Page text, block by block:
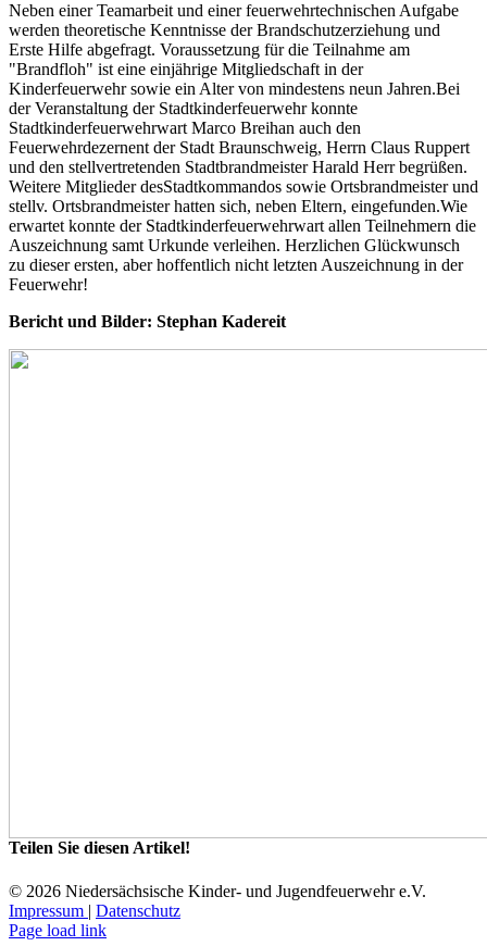
Neben einer Teamarbeit und einer feuerwehrtechnischen Aufgabe
werden theoretische Kenntnisse der Brandschutzerziehung und
Erste Hilfe abgefragt. Voraussetzung für die Teilnahme am
"Brandfloh" ist eine einjährige Mitgliedschaft in der
Kinderfeuerwehr sowie ein Alter von mindestens neun Jahren.Bei
der Veranstaltung der Stadtkinderfeuerwehr konnte
Stadtkinderfeuerwehrwart Marco Breihan auch den
Feuerwehrdezernent der Stadt Braunschweig, Herrn Claus Ruppert
und den stellvertretenden Stadtbrandmeister Harald Herr begrüßen.
Weitere Mitglieder desStadtkommandos sowie Ortsbrandmeister und
stellv. Ortsbrandmeister hatten sich, neben Eltern, eingefunden.Wie
erwartet konnte der Stadtkinderfeuerwehrwart allen Teilnehmern die
Auszeichnung samt Urkunde verleihen. Herzlichen Glückwunsch
zu dieser ersten, aber hoffentlich nicht letzten Auszeichnung in der
Feuerwehr!
Bericht und Bilder: Stephan Kadereit
Teilen Sie diesen Artikel!
Facebook
WhatsApp
Tumblr
E-
Mail
© 2026 Niedersächsische Kinder- und Jugendfeuerwehr e.V.
Impressum | Datenschutz
Facebook
Instagram
YouTube
E-
Page load link